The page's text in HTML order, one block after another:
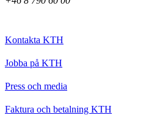
Kontakta KTH
Jobba på KTH
Press och media
Faktura och betalning KTH